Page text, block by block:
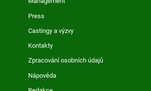
Press
Castingy a výzvy
Kontakty
Zpracování osobních údajů
Nápověda